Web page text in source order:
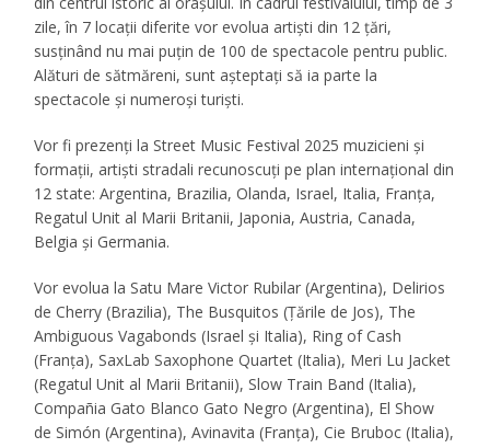
zile, în 7 locații diferite vor evolua artiști din 12 țări,
susținând nu mai puțin de 100 de spectacole pentru public.
Alături de sătmăreni, sunt așteptați să ia parte la
spectacole și numeroși turiști.
Vor fi prezenți la Street Music Festival 2025 muzicieni și
formații, artiști stradali recunoscuți pe plan internațional din
12 state: Argentina, Brazilia, Olanda, Israel, Italia, Franța,
Regatul Unit al Marii Britanii, Japonia, Austria, Canada,
Belgia și Germania.
Vor evolua la Satu Mare Victor Rubilar (Argentina), Delirios
de Cherry (Brazilia), The Busquitos (Țările de Jos), The
Ambiguous Vagabonds (Israel și Italia), Ring of Cash
(Franța), SaxLab Saxophone Quartet (Italia), Meri Lu Jacket
(Regatul Unit al Marii Britanii), Slow Train Band (Italia),
Compañia Gato Blanco Gato Negro (Argentina), El Show
de Simón (Argentina), Avinavita (Franța), Cie Bruboc (Italia),